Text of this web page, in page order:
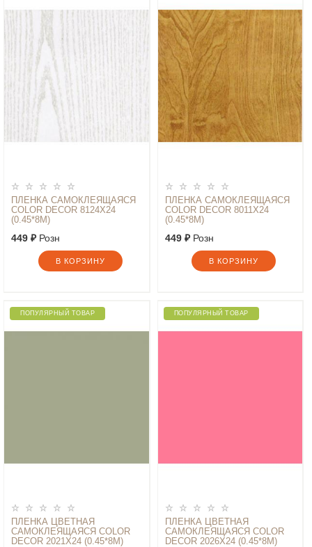
ПЛЕНКА САМОКЛЕЯЩАЯСЯ
COLOR DECOR 8124Х24
(0.45*8М)
449 ₽Розн
В КОРЗИНУ
ПЛЕНКА САМОКЛЕЯЩАЯСЯ
COLOR DECOR 8011Х24
(0.45*8М)
449 ₽Розн
В КОРЗИНУ
ПОПУЛЯРНЫЙ ТОВАР
ПЛЕНКА ЦВЕТНАЯ
САМОКЛЕЯЩАЯСЯ COLOR
DECOR 2021Х24 (0.45*8М)
ПОПУЛЯРНЫЙ ТОВАР
ПЛЕНКА ЦВЕТНАЯ
САМОКЛЕЯЩАЯСЯ COLOR
DECOR 2026Х24 (0.45*8М)